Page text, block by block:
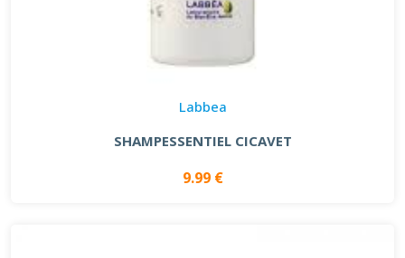
Labbea
SHAMPESSENTIEL CICAVET
9.99 €